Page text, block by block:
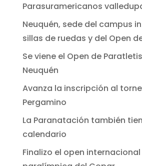
Parasuramericanos
Neuquén, sede del campus
sillas de ruedas y del Open
Se viene el Open de
Neuquén
Avanza la inscripción al
Pergamino
La Paranatación también
calendario
Finalizo el open